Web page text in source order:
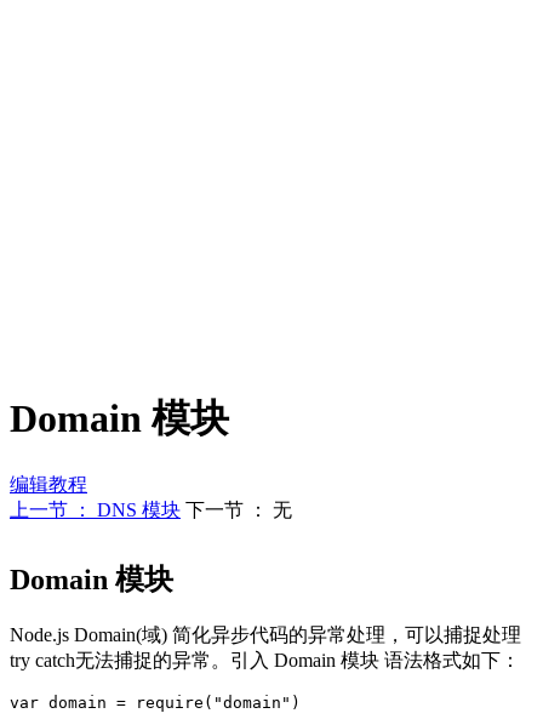
Domain 模块
编辑教程
上一节 ： DNS 模块 下一节 ： 无
Domain 模块
Node.js Domain(域) 简化异步代码的异常处理，可以捕捉处理
try catch无法捕捉的异常。引入 Domain 模块 语法格式如下：